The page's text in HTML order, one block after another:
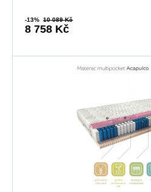
-13% 10 089 Kč
8 758 Kč